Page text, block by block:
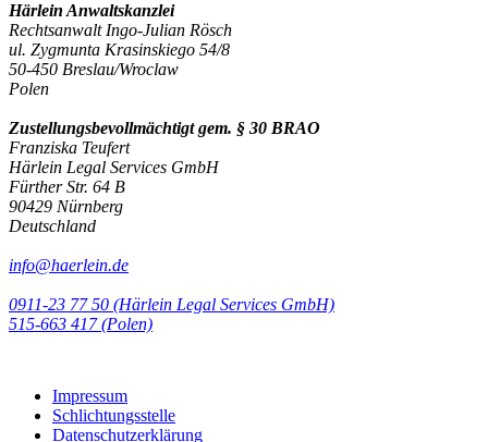
Härlein Anwaltskanzlei
Rechtsanwalt Ingo-Julian Rösch
ul. Zygmunta Krasinskiego 54/8
50-450 Breslau/Wroclaw
Polen
Zustellungsbevollmächtigt gem. § 30 BRAO
Franziska Teufert
Härlein Legal Services GmbH
Fürther Str. 64 B
90429 Nürnberg
Deutschland
info@haerlein.de
0911-23 77 50 (Härlein Legal Services GmbH)
‭515-663 417 (Polen)‬‬‬
Impressum
Schlichtungsstelle
Datenschutzerklärung